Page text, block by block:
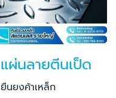
แผ่นลายตีนเป็ด
ยืนยงค้าเหล็ก